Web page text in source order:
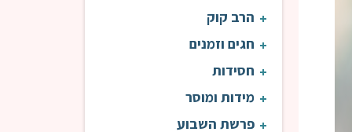
הרב קוק
חגים וזמנים
חסידות
מידות ומוסר
פרשת השבוע